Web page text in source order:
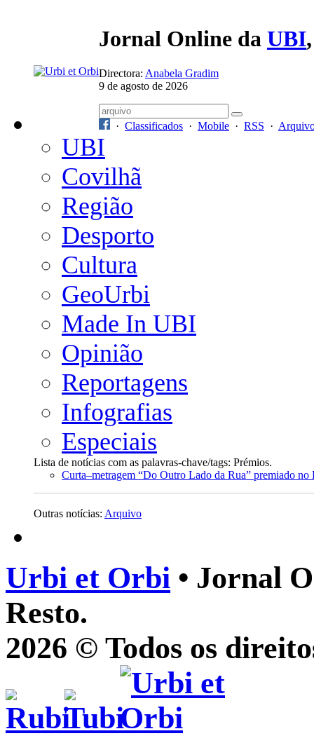
Jornal Online da UBI
Directora: Anabela Gradim
9 de agosto de 2026
· Classificados · Mobile · RSS ·
UBI
Covilhã
Região
Desporto
Cultura
GeoUrbi
Made In UBI
Opinião
Reportagens
Infografias
Especiais
Lista de notícias com as palavras-chave/tags: Prémios.
Curta–metragem “Do Outro Lado da Rua” premiado no
Outras notícias: Arquivo
Urbi et Orbi • Jornal
Resto.
2026 © Todos os